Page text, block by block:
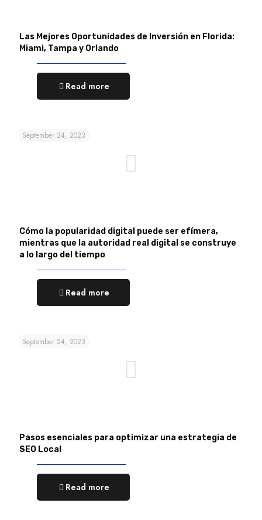
Las Mejores Oportunidades de Inversión en Florida:
Miami, Tampa y Orlando
Read more
September 24, 2023
Cómo la popularidad digital puede ser efímera,
mientras que la autoridad real digital se construye
a lo largo del tiempo
Read more
September 24, 2023
Pasos esenciales para optimizar una estrategia de
SEO Local
Read more